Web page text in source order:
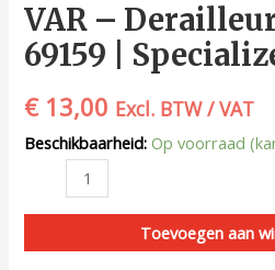
VAR –
69159 |
€13,00 Excl. BTW / VAT
Beschikbaarheid: Op voorraad
Toevoegen aan